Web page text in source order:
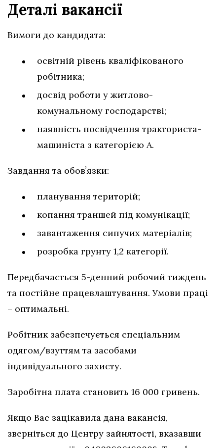
Деталі вакансії
Вимоги до кандидата:
освітній рівень кваліфікованого
робітника;
досвід роботи у житлово-
комунальному господарстві;
наявність посвідчення тракториста-
машиніста з категорією А.
Завдання та обовʼязки:
планування територій;
копання траншей під комунікації;
завантаження сипучих матеріалів;
розробка грунту 1,2 категорії.
Передбачається 5-денний робочий тиждень
та постійне працевлаштування. Умови праці
– оптимальні.
Робітник забезпечується спеціальним
одягом/взуттям та засобами
індивідуального захисту.
Заробітна плата становить 16 000 гривень.
Якщо Вас зацікавила дана вакансія,
зверніться до Центру зайнятості, вказавши